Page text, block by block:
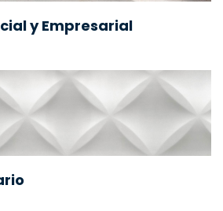
y Empresarial